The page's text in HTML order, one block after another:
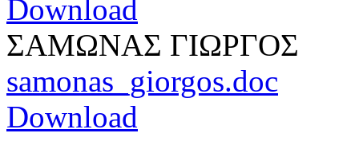
Download
ΣΑΜΩΝΑΣ ΓΙΩΡΓΟΣ
samonas_giorgos.doc
Download